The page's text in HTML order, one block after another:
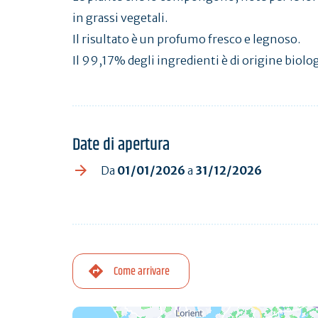
in grassi vegetali.
Il risultato è un profumo fresco e legnoso.
Il 99,17% degli ingredienti è di origine
Date di apertura
Da 01/01/2026 a 31/12/2026
Come arrivare